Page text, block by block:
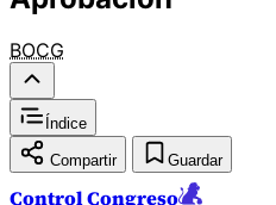
BOCG
Índice
Compartir Guardar
Control Congreso